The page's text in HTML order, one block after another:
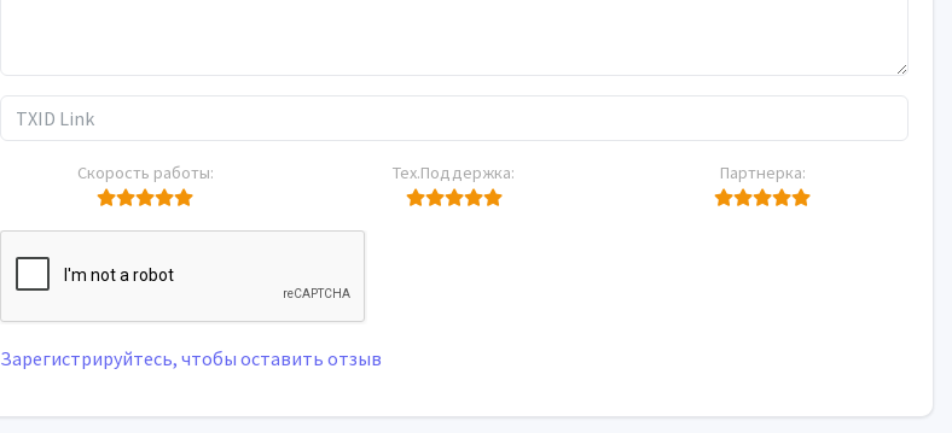
Скорость работы: Тех.Поддержка: Партнерка:
Зарегистрируйтесь, чтобы оставить отзыв